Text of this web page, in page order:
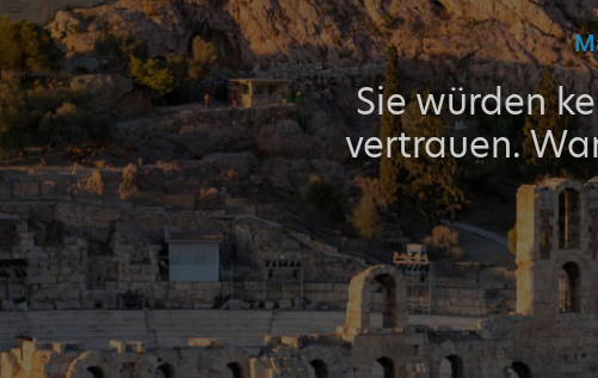
Sie würden
vertrauen.